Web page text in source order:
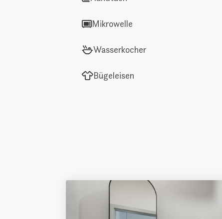
Mikrowelle
Wasserkocher
Bügeleisen